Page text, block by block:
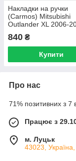
Накладки на ручки
(Carmos) Mitsubishi
Outlander XL 2006-
840 ₴
Купити
Про нас
71% позитивних з 7
Працює з
м. Луцьк
43023,